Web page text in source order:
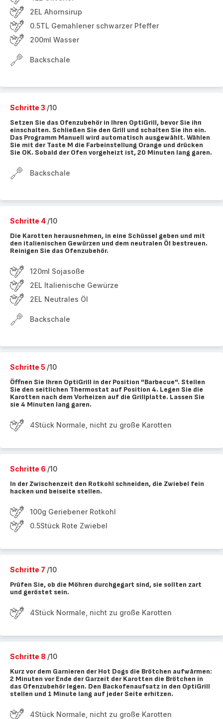
2EL Ahornsirup
0.5TL Gemahlener schwarzer Pfeffer
200ml Wasser
Backschale
Schritte 3 /10
Setzen Sie das Ofenzubehör in Ihren OptiGrill, bevor Sie ihn
einschalten. Schließen Sie den Grill und schalten Sie ihn ein.
Das Programm Manuell wird automatisch ausgewählt. Wählen
Sie mit der Taste M die Farbeinstellung Orange und drücken
Sie OK. Sobald der Ofen vorgeheizt ist, 20 Minuten lang garen.
Backschale
Schritte 4 /10
Die Karotten herausnehmen, in eine Schüssel geben und mit
den italienischen Gewürzen und dem neutralen Öl bestreuen.
Reinigen Sie das Ofenzubehör.
120ml Sojasoße
2EL Italienische Gewürze
2EL Neutrales Öl
Backschale
Schritte 5 /10
Öffnen Sie Ihren OptiGrill in der Position "Barbecue". Stellen
Sie den seitlichen Thermostat auf Position 4. Legen Sie die
Karotten nach dem Vorheizen auf die Grillplatte. Lassen Sie
sie 4 Minuten lang garen.
4Stück Normale, nicht zu große Karotten
Schritte 6 /10
In der Zwischenzeit den Rotkohl schneiden, die Zwiebel fein
hacken und beiseite stellen.
100g Geriebener Rotkohl
0.5Stück Rote Zwiebel
Schritte 7 /10
Prüfen Sie, ob die Möhren durchgegart sind, sie sollten zart
und geröstet sein.
4Stück Normale, nicht zu große Karotten
Schritte 8 /10
Kurz vor dem Garnieren der Hot Dogs die Brötchen aufwärmen:
2 Minuten vor Ende der Garzeit der Karotten die Brötchen in
das Ofenzubehör legen. Den Backofenaufsatz in den OptiGrill
stellen und 1 Minute lang auf jeder Seite erhitzen.
4Stück Normale, nicht zu große Karotten